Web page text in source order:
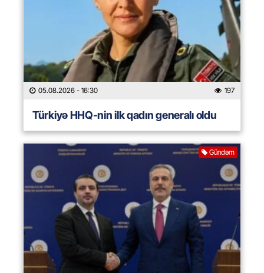
05.08.2026 - 16:30 197
Türkiyə HHQ-nin ilk qadın generalı oldu
Gündəm